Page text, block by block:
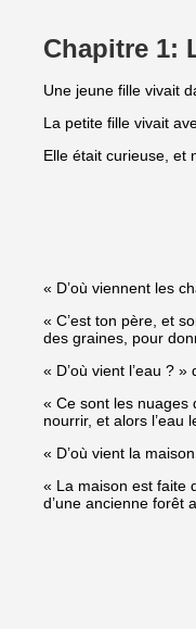
Chapitre 1:
Une jeune fille vivait
La petite fille vivait
Elle était curieuse, et
« D’où viennent les
« C’est ton père, et
des graines, pour
« D’où vient l’eau ? »
« Ce sont les nuages
nourrir, et alors l’eau
« D’où vient la
« La maison est faite
d’une ancienne forêt